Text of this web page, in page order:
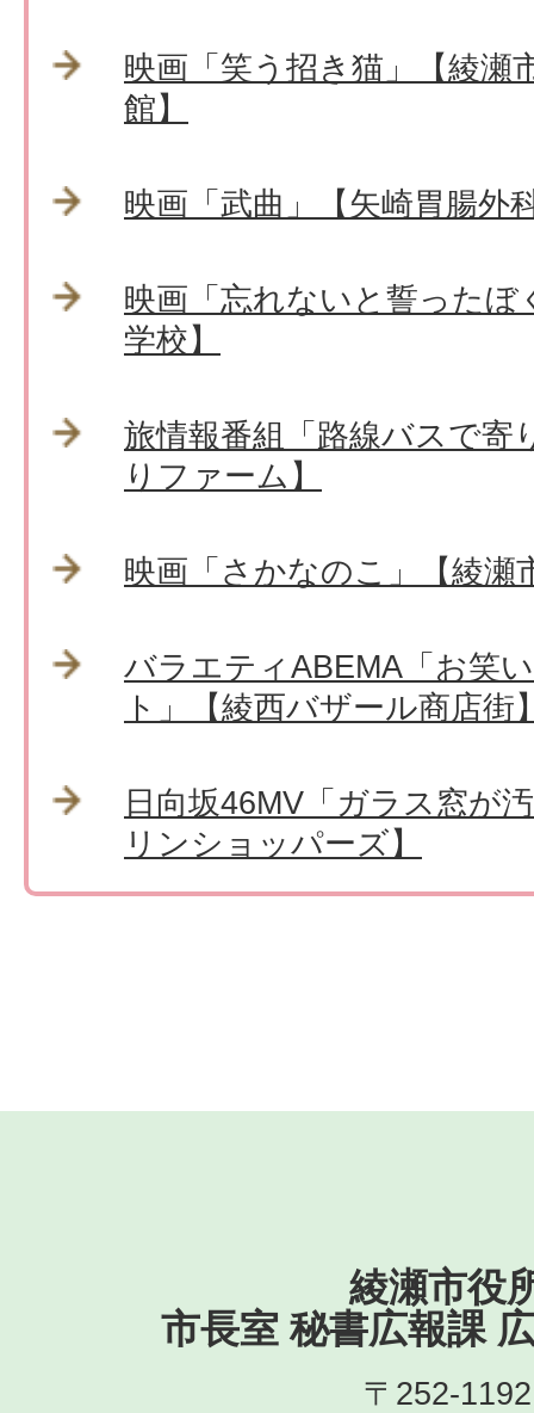
映画「笑う招き猫」【綾瀬
館】
映画「武曲」【矢崎胃腸外
映画「忘れないと誓ったぼ
学校】
旅情報番組「路線バスで寄
りファーム】
映画「さかなのこ」【綾瀬
バラエティABEMA「お笑
ト」【綾西バザール商店街
日向坂46MV「ガラス窓が
リンショッパーズ】
綾瀬市役
市長室 秘書広報課
〒252-1192